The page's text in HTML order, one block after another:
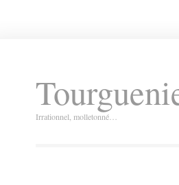
Irrationnel, molletonné…